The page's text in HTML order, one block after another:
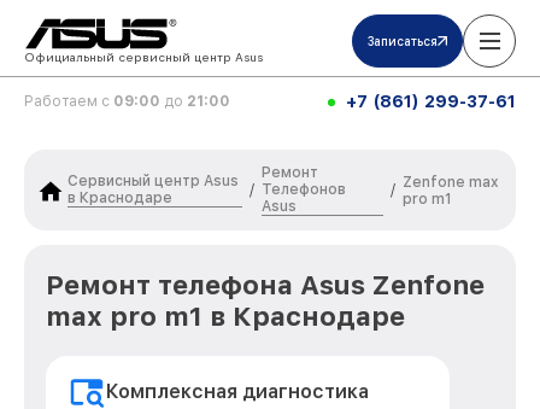
Официальный сервисный центр Asus
Записаться
Работаем с 09:00 до 21:00 +7 (861) 299-37-61
Сервисный центр Asus
в Краснодаре
/
Ремонт
Телефонов
Asus
/ Zenfone max
pro m1
Ремонт телефона Asus Zenfone
max pro m1 в Краснодаре
Комплексная диагностика